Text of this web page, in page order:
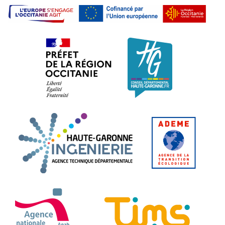
Préfet de la région
Haute-Garonne
ANAH - Agence Nationale de l'Habitat